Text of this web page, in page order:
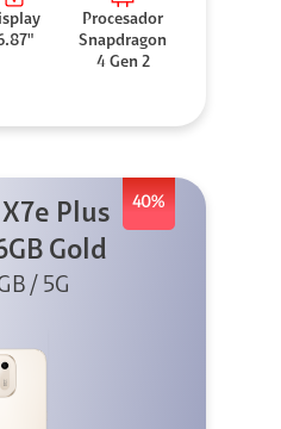
Procesador
Snapdragon
4 Gen 2
40%
Plus
Gold
/ 5G